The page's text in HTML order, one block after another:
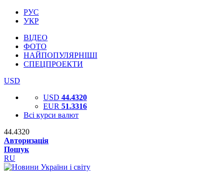
РУС
УКР
ВІДЕО
ФОТО
НАЙПОПУЛЯРНІШІ
СПЕЦПРОЕКТИ
USD
USD 44.4320
EUR 51.3316
Всі курси валют
44.4320
Авторизація
Пошук
RU